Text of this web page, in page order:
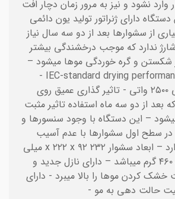
نشود و نیز به مرور زمان دچار افت
دارای ژنراتور تولید یون دائمی
از سشوارها بعد از دو سه سال نیاز
ندارد که موجب درخشندگی بیشتر
شکستن و گره خوردگی موها میشود –
دارای استاندارد IEC-standard drying performance -
توان خشک کنندگی ۲۵۰۰ واتی - تاثیر گذاری عمیق روی
بعد از دو سه ماه استفاده تاثیر مثبت
– این دستگاه با وجود سنسورها و
سطح اول سشوارها با عدم آسیب
رسانی به مو قرار دارد – ابعاد سشوار ۲۳۲ x ۲۲۲ x ۹۲ میلی
متر – وزن دستگاه ۴۶۰ گرم میباشد – دارای نازل جدید و
کردن موها را بالا میبرد - دارای
حالت دهی به مو -